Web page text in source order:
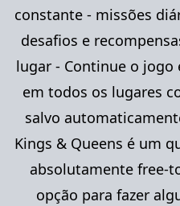
constante - missões
desafios e
lugar - Continue o
em todos os lugares
salvo
Kings & Queens é um
absolutamente free-
opção para fazer